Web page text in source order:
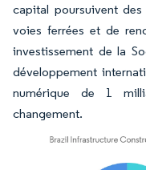
capital poursuivent
voies ferrées et de
investissement de la
développement
numérique de 1
changement.